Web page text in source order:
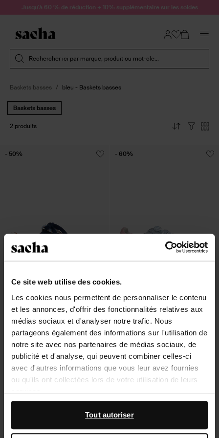
Ce site web utilise des cookies.
Les cookies nous permettent de personnaliser le contenu
et les annonces, d'offrir des fonctionnalités relatives aux
médias sociaux et d'analyser notre trafic. Nous
partageons également des informations sur l'utilisation de
notre site avec nos partenaires de médias sociaux, de
publicité et d'analyse, qui peuvent combiner celles-ci
avec d'autres informations que vous leur avez fournies
ou qu'ils ont collectées lors de votre utilisation de leurs
services.
En outre, nous travaillons avec Google à des fins de
publicité et de mesure. Vous pouvez en savoir plus sur la
Tout autoriser
Passer au contenu
Jusqu'à 60 % de réduction + 10% supplémentaire sur les soldes
Rechercher ici par marque, produit ou mot-clé...
Baskets basses bleu - Baskets basses
Baskets basses
2 produits
Baskets en daim avec détails denim
- bleu
126.00
63.00
- 50%
Baskets en daim avec détails blancs
- bleu
116.00
46.40
- 60%
À propos de Sacha
Livraison